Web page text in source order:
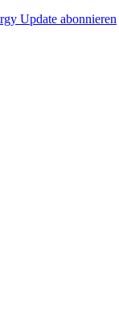
Update abonnieren